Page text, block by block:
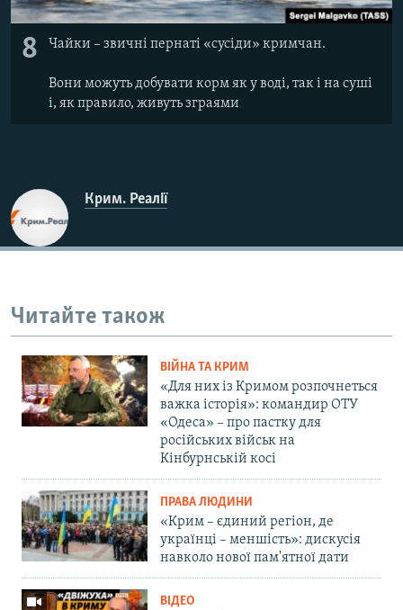
8 Чайки – звичні пернаті «сусіди» кримчан.
Вони можуть добувати корм як у воді, так і на суші
і, як правило, живуть зграями
Крим. Реалії
Читайте також
ВІЙНА ТА КРИМ
«Для них із Кримом розпочнеться
важка історія»: командир ОТУ
«Одеса» – про пастку для
російських військ на
Кінбурнській косі
ПРАВА ЛЮДИНИ
«Крим – єдиний регіон, де
українці – меншість»: дискусія
навколо нової пам'ятної дати
ВІДЕО